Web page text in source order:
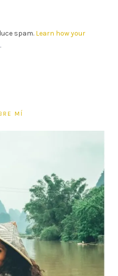
spam. Learn how your
.
MÍ